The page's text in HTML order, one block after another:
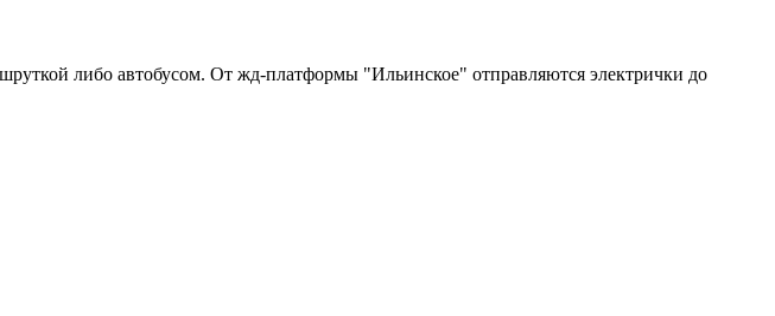
либо автобусом. От жд-платформы "Ильинское" отправляются электрички до